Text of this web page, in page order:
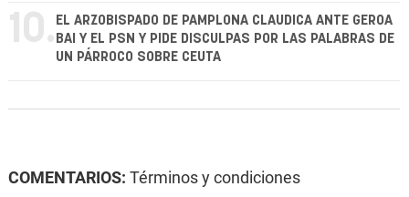
10. EL ARZOBISPADO DE PAMPLONA CLAUDICA ANTE GEROA
BAI Y EL PSN Y PIDE DISCULPAS POR LAS PALABRAS DE
UN PÁRROCO SOBRE CEUTA
COMENTARIOS: Términos y condiciones